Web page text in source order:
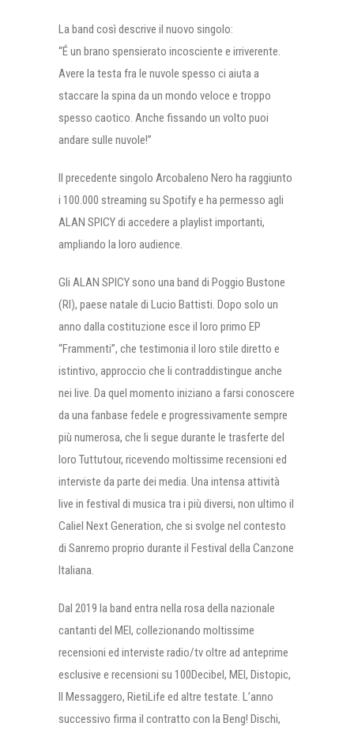
La band così descrive il nuovo singolo:
“É un brano spensierato incosciente e irriverente.
Avere la testa fra le nuvole spesso ci aiuta a
staccare la spina da un mondo veloce e troppo
spesso caotico. Anche fissando un volto puoi
andare sulle nuvole!”
Il precedente singolo Arcobaleno Nero ha raggiunto
i 100.000 streaming su Spotify e ha permesso agli
ALAN SPICY di accedere a playlist importanti,
ampliando la loro audience.
Gli ALAN SPICY sono una band di Poggio Bustone
(RI), paese natale di Lucio Battisti. Dopo solo un
anno dalla costituzione esce il loro primo EP
“Frammenti”, che testimonia il loro stile diretto e
istintivo, approccio che li contraddistingue anche
nei live. Da quel momento iniziano a farsi conoscere
da una fanbase fedele e progressivamente sempre
più numerosa, che li segue durante le trasferte del
loro Tuttutour, ricevendo moltissime recensioni ed
interviste da parte dei media. Una intensa attività
live in festival di musica tra i più diversi, non ultimo il
Caliel Next Generation, che si svolge nel contesto
di Sanremo proprio durante il Festival della Canzone
Italiana.
Dal 2019 la band entra nella rosa della nazionale
cantanti del MEI, collezionando moltissime
recensioni ed interviste radio/tv oltre ad anteprime
esclusive e recensioni su 100Decibel, MEI, Distopic,
Il Messaggero, RietiLife ed altre testate. L’anno
successivo firma il contratto con la Beng! Dischi,